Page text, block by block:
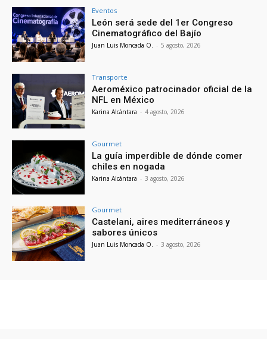
Eventos
León será sede del 1er Congreso
Cinematográfico del Bajío
Juan Luis Moncada O. - 5 agosto, 2026
Transporte
Aeroméxico patrocinador oficial de la
NFL en México
Karina Alcántara - 4 agosto, 2026
Gourmet
La guía imperdible de dónde comer
chiles en nogada
Karina Alcántara - 3 agosto, 2026
Gourmet
Castelani, aires mediterráneos y
sabores únicos
Juan Luis Moncada O. - 3 agosto, 2026